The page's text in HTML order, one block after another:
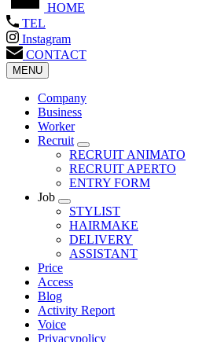
HOME
TEL
Instagram
CONTACT
MENU
Company
Business
Worker
Recruit
RECRUIT ANIMATO
RECRUIT APERTO
ENTRY FORM
Job
STYLIST
HAIRMAKE
DELIVERY
ASSISTANT
Price
Access
Blog
Activity Report
Voice
Privacypolicy